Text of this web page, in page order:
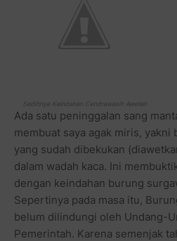
Sedihnya Keindahan Cendrawasih Awetan
Ada satu peninggalan sang
membuat saya agak miris, yakni
yang sudah dibekukan
dalam wadah kaca. Ini
dengan keindahan burung
Sepertinya pada masa itu,
belum dilindungi oleh Undang-
Pemerintah. Karena semenjak